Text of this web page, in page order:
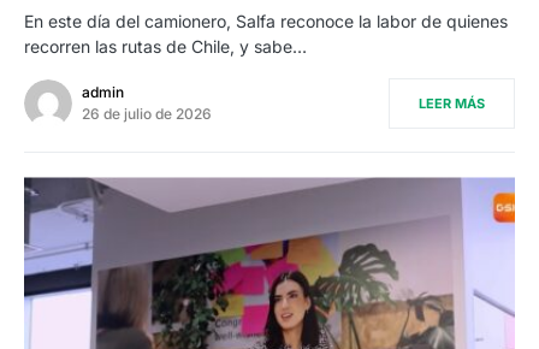
En este día del camionero, Salfa reconoce la labor de quienes
recorren las rutas de Chile, y sabe…
admin
26 de julio de 2026
LEER MÁS